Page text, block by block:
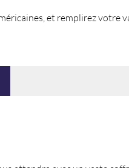
et remplirez